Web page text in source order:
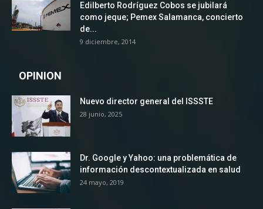
Edilberto Rodríguez Cobos se jubilará
como jeque; Pemex Salamanca, concierto
de...
9 diciembre, 2014
OPINION
Nuevo director general del ISSSTE
28 junio, 2025
Dr. Google y Yahoo: una problemática de
información descontextualizada en salud
24 mayo, 2019